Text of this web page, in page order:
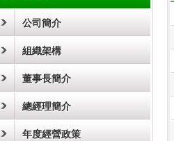
公司簡介
組織架構
董事長簡介
總經理簡介
年度經營政策